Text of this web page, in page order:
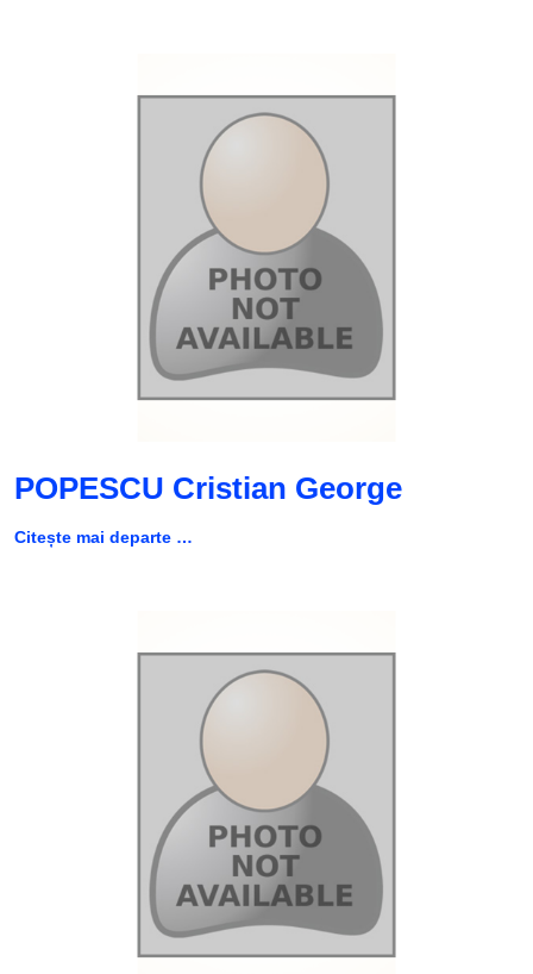
POPESCU Cristian George
Citește mai departe …